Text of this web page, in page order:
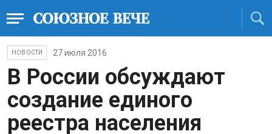
НОВОСТИ 27 июля 2016
В России обсуждают
создание единого
реестра населения